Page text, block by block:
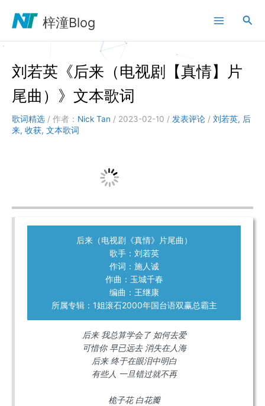
容
梓潼Blog
搜
刘若英《后来（电视剧【真情】片
尾曲）》文本歌词
歌词精选 / 作者： Nick Tan / 2023-02-10 / 发表评论 / 刘若英, 后
来, 收获, 文本歌词
后来（电视剧《真情》片尾曲）
歌手：刘若英
作词：施人诚
作曲：玉城千春
编曲：王继康
所属专辑：1姐滚石2000年国台语双赢总霸主
后来 我总算学会了 如何去爱
可惜你 早已远去 消失在人海
后来 终于在眼泪中明白
有些人 一旦错过就不再
桅子花 白花瓣